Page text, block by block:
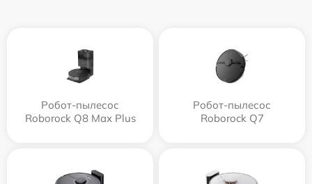
Робот-пылесос
Roborock Q8 Max Plus
Робот-пылесос
Roborock Q7